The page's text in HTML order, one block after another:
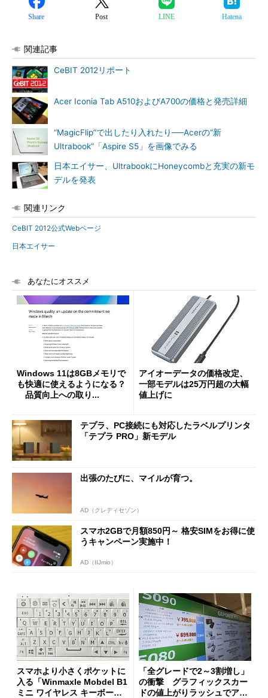
Share Post LINE Hatena
関連記事
CeBIT 2012リポート
Acer Iconia Tab A510およびA700の価格と発売詳細
“MagicFlip”で出したり入れたり──Acerの“新
Ultrabook”「Aspire S5」を画像でみる
日本エイサー、UltrabookにHoneycombと充実の新モ
デルを発表
関連リンク
CeBIT 2012公式Webページ
日本エイサー
あなたにオススメ
Windows 11は8GBメモリで
も快適に使えるようになる？
品質向上への取り...
アイオーデータの価格改定、
一部モデルは25万円超の大幅
値上げに
テプラ、PC接続にも対応したラベルプリンタ
「テプラ PRO」新モデル
出張のたびに、マイルが育つ。
AD（クレディセゾン）
スマホ2GBで月額850円～ 格安SIMをお得に使
うキャンペーン実施中！
AD（IIJmio）
スマホより小さくポケットに
入る「Winmaxle Mobdel B1
ミニ ワイヤレス キーボー
「全グレードで2～3割増し」
の衝撃 グラフィックスカー
ドの値上がりラッシュでアキ